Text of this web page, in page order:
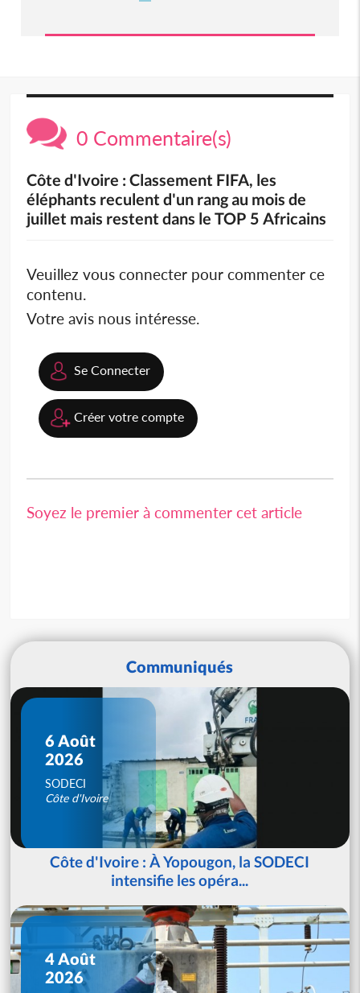
0 Commentaire(s)
Côte d'Ivoire : Classement FIFA, les
éléphants reculent d'un rang au mois de
juillet mais restent dans le TOP 5 Africains
Veuillez vous connecter pour commenter ce
contenu.
Votre avis nous intéresse.
Se Connecter
Créer votre compte
Soyez le premier à commenter cet article
Communiqués
6 Août
2026
SODECI
Côte d'Ivoire
Côte d'Ivoire : À Yopougon, la SODECI
intensifie les opéra...
4 Août
2026